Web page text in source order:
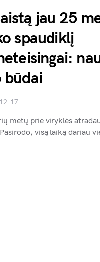
jau 25
spaudiklį
būdai
17
metų prie viryklės
visą laiką dariau